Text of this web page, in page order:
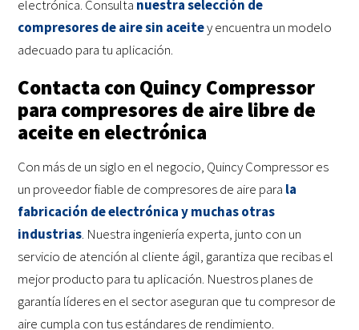
electrónica. Consulta nuestra selección de
compresores de aire sin aceitey encuentra un modelo
adecuado para tu aplicación.
Contacta con Quincy Compressor
para compresores de aire libre de
aceite en electrónica
Con más de un siglo en el negocio, Quincy Compressor es
un proveedor fiable de compresores de aire para la
fabricación de electrónica y muchas otras
industrias. Nuestra ingeniería experta, junto con un
servicio de atención al cliente ágil, garantiza que recibas el
mejor producto para tu aplicación. Nuestros planes de
garantía líderes en el sector aseguran que tu compresor de
aire cumpla con tus estándares de rendimiento.